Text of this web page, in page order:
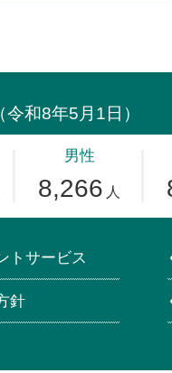
トサービス
針